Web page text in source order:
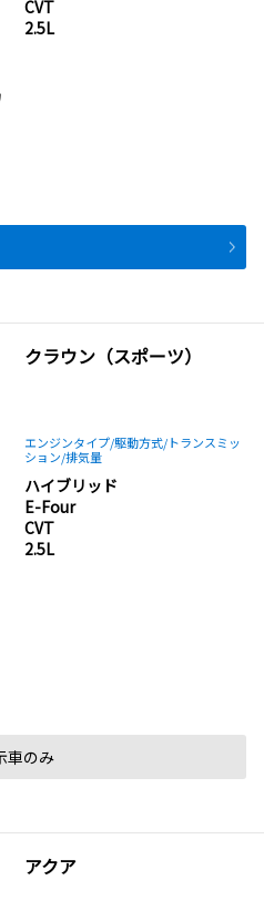
CVT
2.5L
クラウン（スポーツ）
エンジンタイプ/駆動方式/トランスミッ
ション/排気量
ハイブリッド
E-Four
CVT
2.5L
車のみ
アクア